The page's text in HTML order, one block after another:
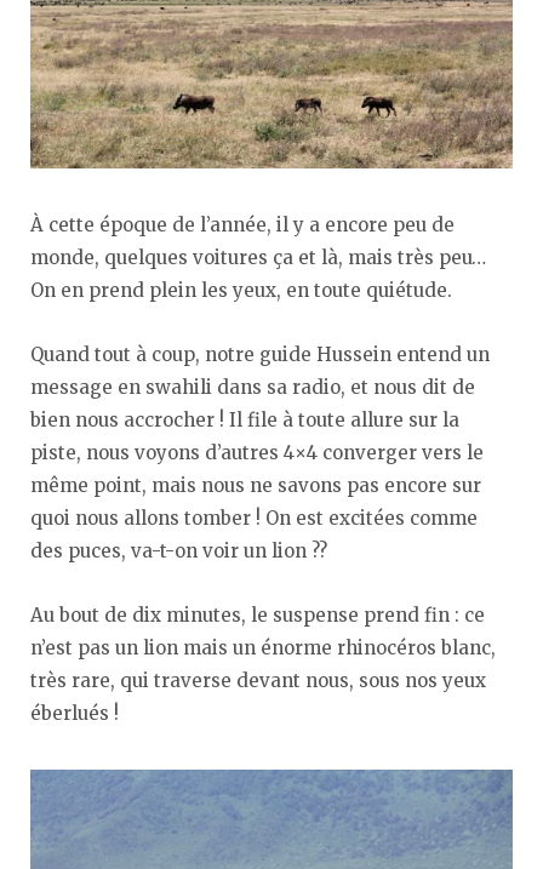
À cette époque de l’année, il y a encore peu de
monde, quelques voitures ça et là, mais très peu…
On en prend plein les yeux, en toute quiétude.
Quand tout à coup, notre guide Hussein entend un
message en swahili dans sa radio, et nous dit de
bien nous accrocher ! Il file à toute allure sur la
piste, nous voyons d’autres 4×4 converger vers le
même point, mais nous ne savons pas encore sur
quoi nous allons tomber ! On est excitées comme
des puces, va-t-on voir un lion ??
Au bout de dix minutes, le suspense prend fin : ce
n’est pas un lion mais un énorme rhinocéros blanc,
très rare, qui traverse devant nous, sous nos yeux
éberlués !